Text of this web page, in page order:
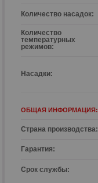
Количество насадок:
Количество
температурных
режимов:
Насадки:
ОБЩАЯ ИНФОРМАЦИЯ:
Страна производства:
Гарантия:
Срок службы: